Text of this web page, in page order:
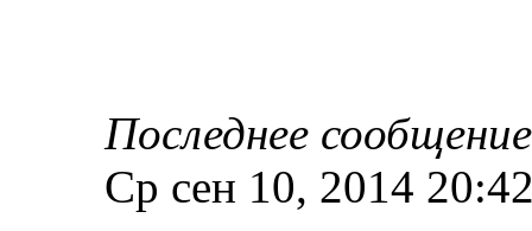
Последнее
Ср сен 10, 2014